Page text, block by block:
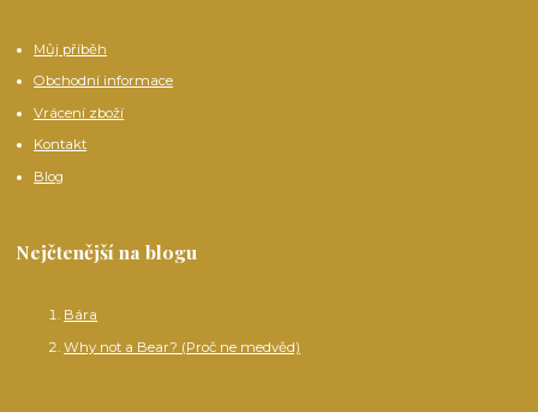
Můj příběh
Obchodní informace
Vrácení zboží
Kontakt
Blog
Nejčtenější na blogu
Bára
Why not a Bear? (Proč ne medvěd)